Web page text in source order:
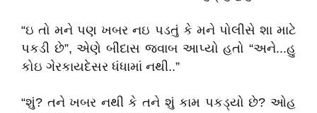
“ઇ તો મને પણ ખબર નઇ પડતું કે મને પોલીસે શા માટે
પકડી છે”, એણે બીંદાસ જવાબ આપ્યો હતો “અને...હુ
કોઇ ગેરકાયદેસર ધંધામાં નથી..”
“શું? તને ખબર નથી કે તને શું કામ પકડ્યો છે? ઓહ